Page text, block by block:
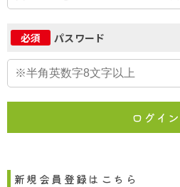
必須 パスワード
ログイン
新規会員登録はこちら